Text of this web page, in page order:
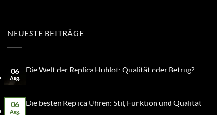
NEUESTE BEITRÄGE
06
Aug.
Die Welt der Replica Hublot: Qualität oder Betrug?
06
Aug.
Die besten Replica Uhren: Stil, Funktion und Qualität